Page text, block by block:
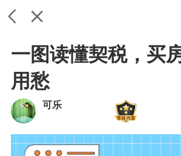
一图读懂契税，买
用愁
可乐